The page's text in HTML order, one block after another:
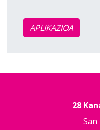
APLIKAZIOA
28
San